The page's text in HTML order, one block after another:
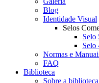
Blog
Identidade Visual
Selos
Selo
Selo
Normas e
FAQ
Biblioteca
Sobre a biblioteca